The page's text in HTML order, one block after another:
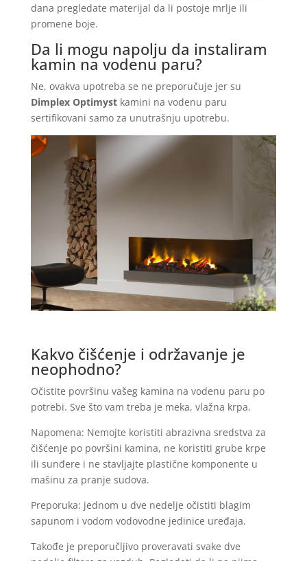
dana pregledate materijal da li postoje mrlje ili
promene boje.
Da li mogu napolju da instaliram
kamin na vodenu paru?
Ne, ovakva upotreba se ne preporučuje jer su
Dimplex Optimystkamini na vodenu paru
sertifikovani samo za unutrašnju upotrebu.
Kakvo čišćenje i održavanje je
neophodno?
Očistite površinu vašeg kamina na vodenu paru po
potrebi. Sve što vam treba je meka, vlažna krpa.
Napomena: Nemojte koristiti abrazivna sredstva za
čišćenje po površini kamina, ne koristiti grube krpe
ili sunđere i ne stavljajte plastične komponente u
mašinu za pranje sudova.
Preporuka: jednom u dve nedelje očistiti blagim
sapunom i vodom vodovodne jedinice uređaja.
Takođe je preporučljivo proveravati svake dve